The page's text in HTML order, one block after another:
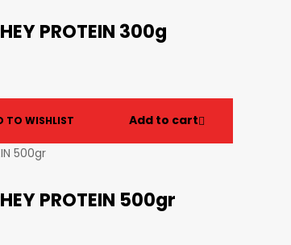
PROTEIN 300g
TO WISHLIST Add to cart
PROTEIN 500gr